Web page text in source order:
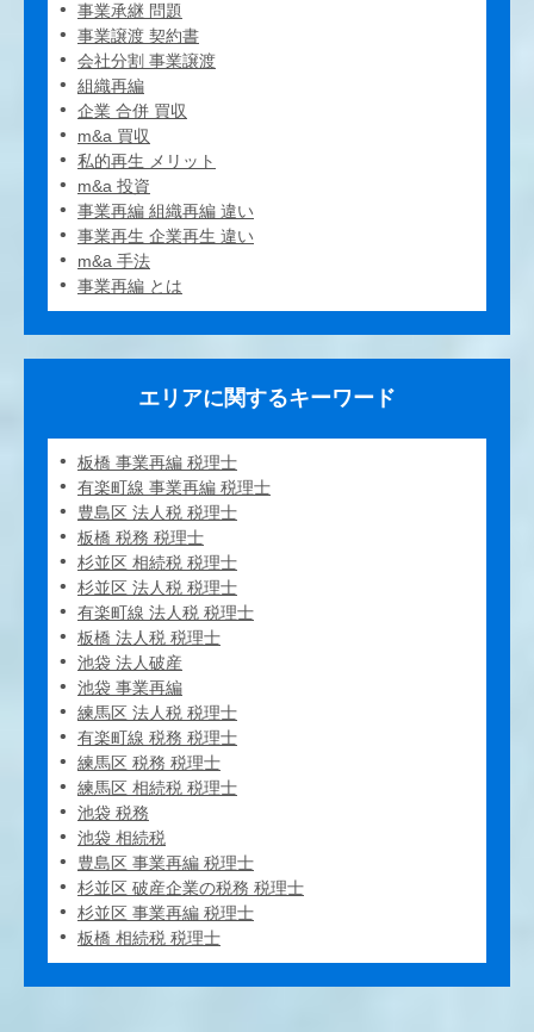
事業承継 問題
事業譲渡 契約書
会社分割 事業譲渡
組織再編
企業 合併 買収
m&a 買収
私的再生 メリット
m&a 投資
事業再編 組織再編 違い
事業再生 企業再生 違い
m&a 手法
事業再編 とは
エリアに関するキーワード
板橋 事業再編 税理士
有楽町線 事業再編 税理士
豊島区 法人税 税理士
板橋 税務 税理士
杉並区 相続税 税理士
杉並区 法人税 税理士
有楽町線 法人税 税理士
板橋 法人税 税理士
池袋 法人破産
池袋 事業再編
練馬区 法人税 税理士
有楽町線 税務 税理士
練馬区 税務 税理士
練馬区 相続税 税理士
池袋 税務
池袋 相続税
豊島区 事業再編 税理士
杉並区 破産企業の税務 税理士
杉並区 事業再編 税理士
板橋 相続税 税理士